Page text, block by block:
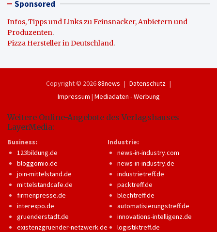
Sponsored
Infos, Tipps und Links zu Feinsnacker, Anbietern und
Produzenten.
Pizza Hersteller in Deutschland.
Copyright © 202688news
Datenschutz
Impressum | Mediadaten - Werbung
Weitere Online-Angebote des Verlagshauses
LayerMedia:
Business:
123bildung.de
bloggomio.de
join-mittelstand.de
mittelstandcafe.de
firmenpresse.de
interexpo.de
gruenderstadt.de
existenzgruender-netzwerk.de
Industrie:
news-in-industry.com
news-in-industry.de
industrietreff.de
packtreff.de
blechtreff.de
automatisierungstreff.de
innovations-intelligenz.de
logistiktreff.de